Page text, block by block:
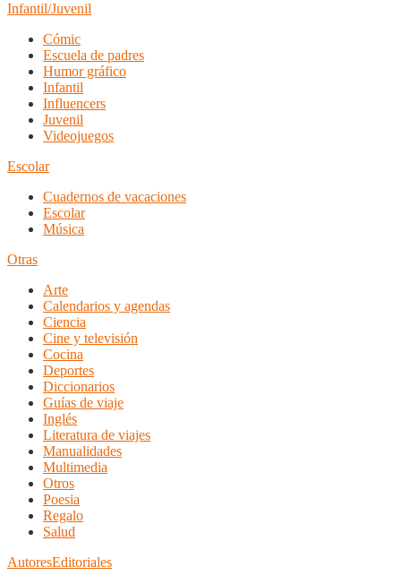
Infantil/Juvenil
Cómic
Escuela de padres
Humor gráfico
Infantil
Influencers
Juvenil
Videojuegos
Escolar
Cuadernos de vacaciones
Escolar
Música
Otras
Arte
Calendarios y agendas
Ciencia
Cine y televisión
Cocina
Deportes
Diccionarios
Guías de viaje
Inglés
Literatura de viajes
Manualidades
Multimedia
Otros
Poesia
Regalo
Salud
AutoresEditoriales